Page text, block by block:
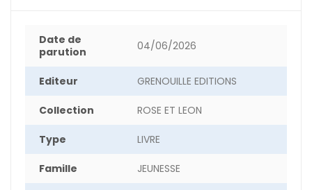
Date de
parution
04/06/2026
Editeur GRENOUILLE EDITIONS
Collection ROSE ET LEON
Type LIVRE
Famille JEUNESSE